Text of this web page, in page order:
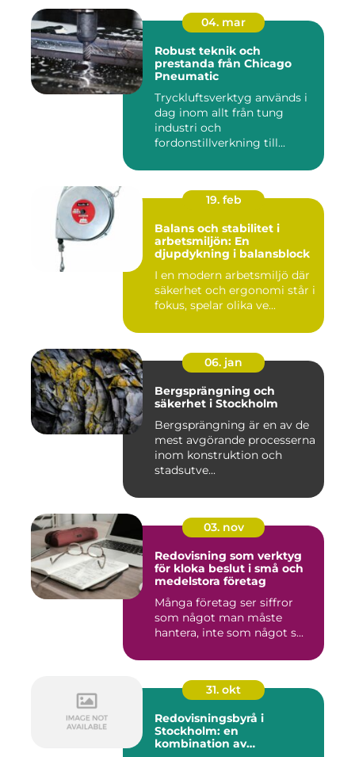
04. mar
Robust teknik och
prestanda från Chicago
Pneumatic
Tryckluftsverktyg används i
dag inom allt från tung
industri och
fordonstillverkning till...
19. feb
Balans och stabilitet i
arbetsmiljön: En
djupdykning i balansblock
I en modern arbetsmiljö där
säkerhet och ergonomi står i
fokus, spelar olika ve...
06. jan
Bergsprängning och
säkerhet i Stockholm
Bergsprängning är en av de
mest avgörande processerna
inom konstruktion och
stadsutve...
03. nov
Redovisning som verktyg
för kloka beslut i små och
medelstora företag
Många företag ser siffror
som något man måste
hantera, inte som något s...
31. okt
Redovisningsbyrå i
Stockholm: en
kombination av